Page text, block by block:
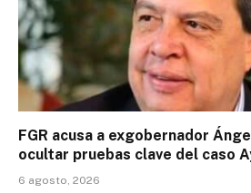
FGR acusa a exgobernador
ocultar pruebas clave del caso
6 agosto, 2026